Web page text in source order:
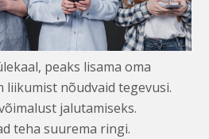
peaks lisama oma
liikumist nõudvaid tegevusi.
jalutamiseks.
teha suurema ringi.